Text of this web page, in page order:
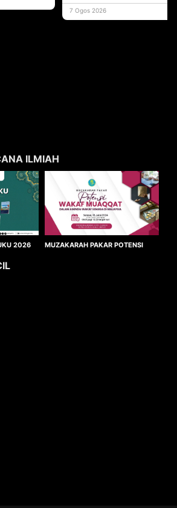
usaha
7 Ogos 2026
ILMIAH
2026
MUZAKARAH PAKAR POTENSI